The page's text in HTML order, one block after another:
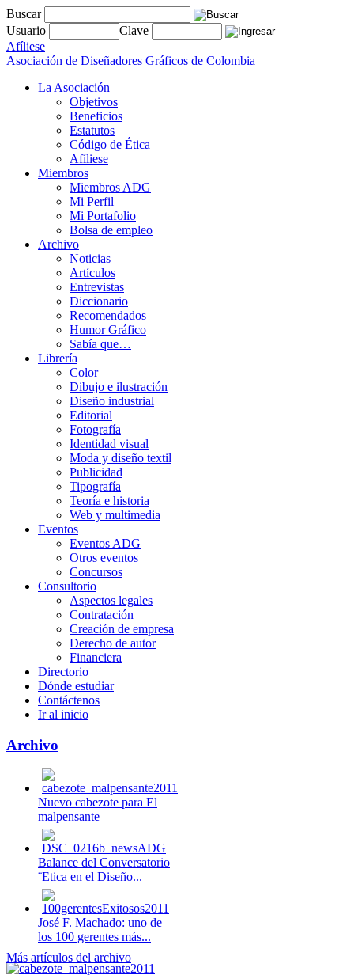
Buscar
Usuario
Clave
Afíliese
Asociación de Diseñadores Gráficos de Colombia
La Asociación
Objetivos
Beneficios
Estatutos
Código de Ética
Afíliese
Miembros
Miembros ADG
Mi Perfil
Mi Portafolio
Bolsa de empleo
Archivo
Noticias
Artículos
Entrevistas
Diccionario
Recomendados
Humor Gráfico
Sabía que…
Librería
Color
Dibujo e ilustración
Diseño industrial
Editorial
Fotografía
Identidad visual
Moda y diseño textil
Publicidad
Tipografía
Teoría e historia
Web y multimedia
Eventos
Eventos ADG
Otros eventos
Concursos
Consultorio
Aspectos legales
Contratación
Creación de empresa
Derecho de autor
Financiera
Directorio
Dónde estudiar
Contáctenos
Ir al inicio
Archivo
Nuevo cabezote para El
malpensante
Balance del Conversatorio
¨Etica en el Diseño...
José F. Machado: uno de
los 100 gerentes más...
Más artículos del archivo